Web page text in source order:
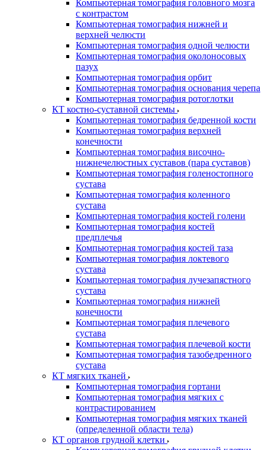
Компьютерная томография головного мозга
с контрастом
Компьютерная томография нижней и
верхней челюсти
Компьютерная томография одной челюсти
Компьютерная томография околоносовых
пазух
Компьютерная томография орбит
Компьютерная томография основания черепа
Компьютерная томография ротоглотки
КТ костно-суставной системы
Компьютерная томография бедренной кости
Компьютерная томография верхней
конечности
Компьютерная томография височно-
нижнечелюстных суставов (пара суставов)
Компьютерная томография голеностопного
сустава
Компьютерная томография коленного
сустава
Компьютерная томография костей голени
Компьютерная томография костей
предплечья
Компьютерная томография костей таза
Компьютерная томография локтевого
сустава
Компьютерная томография лучезапястного
сустава
Компьютерная томография нижней
конечности
Компьютерная томография плечевого
сустава
Компьютерная томография плечевой кости
Компьютерная томография тазобедренного
сустава
КТ мягких тканей
Компьютерная томография гортани
Компьютерная томография мягких с
контрастированием
Компьютерная томография мягких тканей
(определенной области тела)
КТ органов грудной клетки